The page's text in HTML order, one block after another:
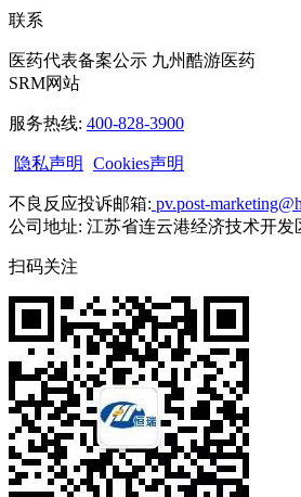
联系
医药代表备案公示 九州酷游医药
SRM网站
服务热线: 400-828-3900
隐私声明 Cookies声明
不良反应投诉邮箱: pv.post-
公司地址: 江苏省连云港经济技术开发
扫码关注